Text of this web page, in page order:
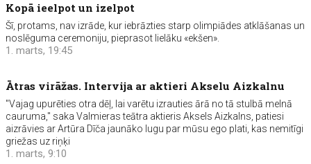
Kopā ieelpot un izelpot
Šī, protams, nav izrāde, kur iebrāzties starp olimpiādes atklāšanas un
noslēguma ceremoniju, pieprasot lielāku «ekšen».
1. marts, 19:45
Ātras virāžas. Intervija ar aktieri Akselu Aizkalnu
"Vajag upurēties otra dēļ, lai varētu izrauties ārā no tā stulbā melnā
cauruma," saka Valmieras teātra aktieris Aksels Aizkalns, patiesi
aizrāvies ar Artūra Dīča jaunāko lugu par mūsu ego plati, kas nemitīgi
griežas uz riņķi
1. marts, 9:10